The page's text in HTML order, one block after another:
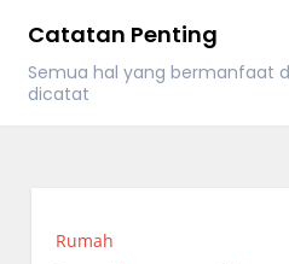
content
Catatan Penting
Semua hal yang bermanfaat
dicatat
Rumah